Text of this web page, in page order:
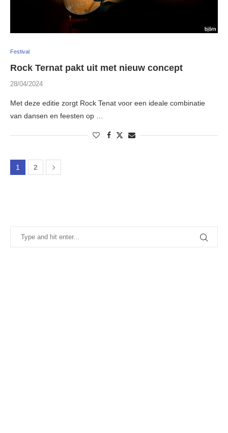
Festival
Rock Ternat pakt uit met nieuw concept
28/04/2024
Met deze editie zorgt Rock Tenat voor een ideale combinatie
van dansen en feesten op …
1 2